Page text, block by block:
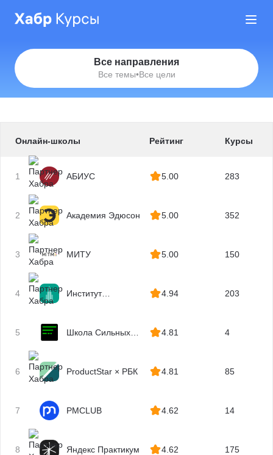
Все направления
Все темы•Все цели
Онлайн-школы Рейтинг Курсы
1 АБИУС 5.00 283
2 Академия Эдюсон 5.00 352
3 МИТУ 5.00 150
4
Институт
4.94 203
5
Школа Сильных
4.81 4
6 ProductStar × РБК 4.81 85
7 PMCLUB 4.62 14
8 Яндекс Практикум 4.62 175